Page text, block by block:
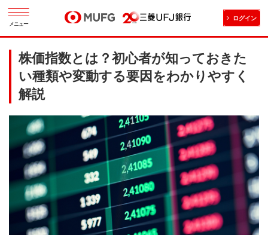
メニュー
ログイン
株価指数とは？初心者が知っておきた
い種類や変動する要因をわかりやすく
解説